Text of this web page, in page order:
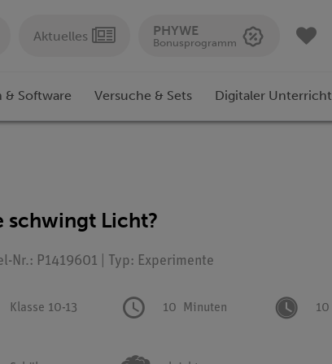
Aktuelles PHYWE
Bonusprogramm
& Software Versuche & Sets Digitaler Unterricht
schwingt Licht?
Nr.: P1419601 | Typ: Experimente
Klasse 10-13 10 Minuten 10